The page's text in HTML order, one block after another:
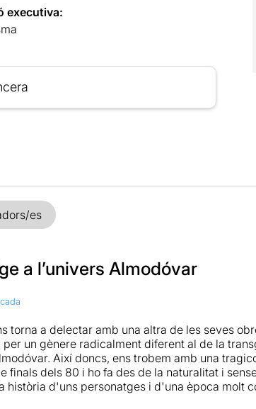
executiva:
es
a l’univers Almodóvar
torna a delectar amb una altra de les seves
un gènere radicalment diferent al de la
Així doncs, ens trobem amb una
finals dels 80 i ho fa des de la naturalitat i
història d'uns personatges i d'una època molt